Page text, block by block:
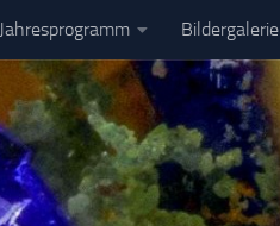
Jahresprogramm Bildergalerie